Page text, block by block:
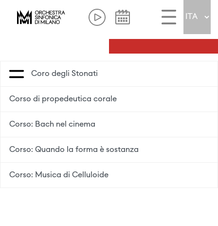
Coro degli Stonati
Corso di propedeutica corale
Corso: Bach nel cinema
Corso: Quando la forma è sostanza
Corso: Musica di Celluloide